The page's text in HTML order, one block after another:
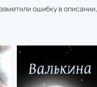
ошибку в описании,